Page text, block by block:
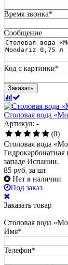
Время звонка*
Сообщение
Код с картинки*
Заказать
Столовая вода
Артикул: -
(0)
Столовая вода
Гидрокарбонатная
западе Испании.
85 руб. за шт
Нет в наличии
Под заказ
Заказать товар
Столовая вода
Имя*
Телефон*